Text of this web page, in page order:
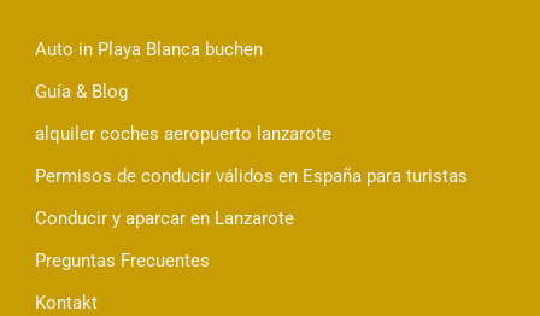
Auto in Playa Blanca buchen
Guía & Blog
alquiler coches aeropuerto lanzarote
Permisos de conducir válidos en España para turistas
Conducir y aparcar en Lanzarote
Preguntas Frecuentes
Kontakt